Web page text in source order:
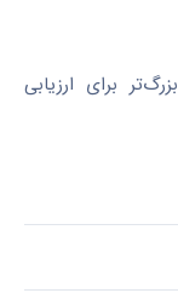
برای ارزیابی